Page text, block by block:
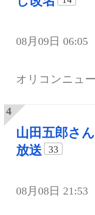
08月09日 06:05
オリコンニュ
山田五郎さ
放送
33
08月08日 21:53